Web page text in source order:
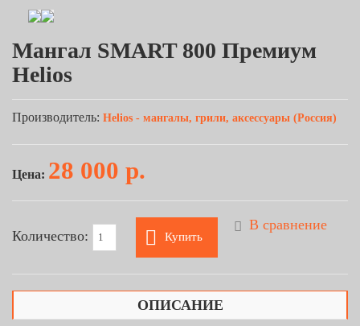
Мангал SMART 800 Премиум
Helios
Производитель: Helios - мангалы, грили, аксессуары (Россия)
Цена: 28 000 р.
Количество: Купить
В сравнение
ОПИСАНИЕ